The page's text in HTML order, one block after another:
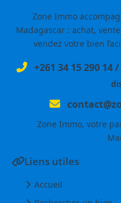
Zone Immo
Madagascar : achat,
vendez votre bien
+261 34 15 290 14/
Zone Immo, votre
Liens utiles
Accueil